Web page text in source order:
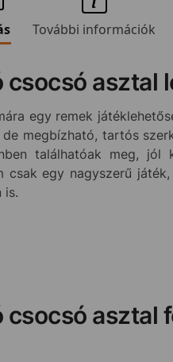
További információk
asztal
egy remek
megbízható, tartós
találhatóak meg,
egy nagyszerű
is.
asztal